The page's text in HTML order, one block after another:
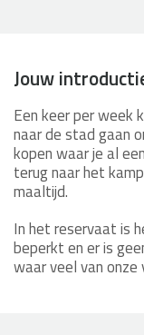
Jouw
Een keer per week
naar de stad gaan
kopen waar je al
terug naar het
maaltijd.
In het reservaat is
beperkt en er is
waar veel van onze